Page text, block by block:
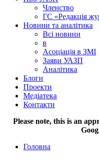
Членство
ГС «Редакція
Новини та аналітика
Всі новини
в
Асоціація в ЗМІ
Заяви УАЗП
Аналітика
Блоги
Проекти
Медіатека
Контакти
Please note, this is an
Головна